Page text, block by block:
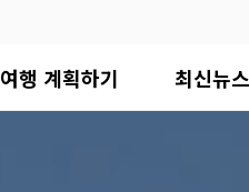
여행 계획하기 최신뉴스